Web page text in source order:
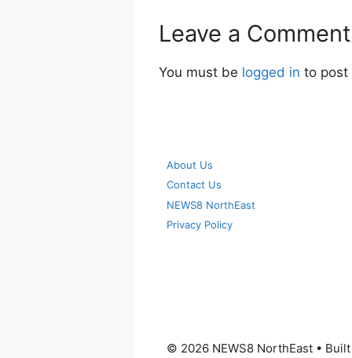
Leave a Comment
You must be logged in to post
About Us
Contact Us
NEWS8 NorthEast
Privacy Policy
© 2026 NEWS8 NorthEast •